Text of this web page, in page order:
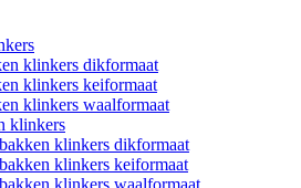
klinkers dikformaat
klinkers keiformaat
klinkers waalformaat
klinkers
klinkers dikformaat
klinkers keiformaat
klinkers waalformaat